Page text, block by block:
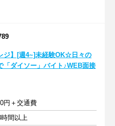
ジ】[週4~]未経験OK☆日々の
「ダイソー」バイト♪WEB面接
円＋交通費
間以上